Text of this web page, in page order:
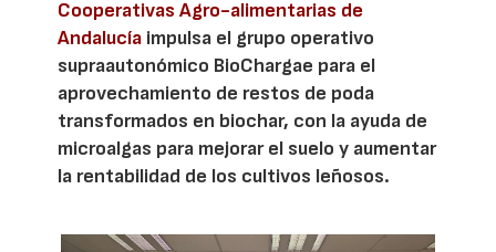
Cooperativas Agro-alimentarias de
Andalucía impulsa el grupo operativo
supraautonómico BioChargae para el
aprovechamiento de restos de poda
transformados en biochar, con la ayuda de
microalgas para mejorar el suelo y aumentar
la rentabilidad de los cultivos leñosos.